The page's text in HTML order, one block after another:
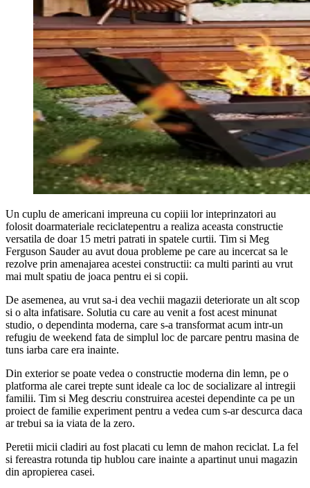
Un cuplu de americani impreuna cu copiii lor inteprinzatori au
folosit doarmateriale reciclatepentru a realiza aceasta constructie
versatila de doar 15 metri patrati in spatele curtii. Tim si Meg
Ferguson Sauder au avut doua probleme pe care au incercat sa le
rezolve prin amenajarea acestei constructii: ca multi parinti au vrut
mai mult spatiu de joaca pentru ei si copii.
De asemenea, au vrut sa-i dea vechii magazii deteriorate un alt scop
si o alta infatisare. Solutia cu care au venit a fost acest minunat
studio, o dependinta moderna, care s-a transformat acum intr-un
refugiu de weekend fata de simplul loc de parcare pentru masina de
tuns iarba care era inainte.
Din exterior se poate vedea o constructie moderna din lemn, pe o
platforma ale carei trepte sunt ideale ca loc de socializare al intregii
familii. Tim si Meg descriu construirea acestei dependinte ca pe un
proiect de familie experiment pentru a vedea cum s-ar descurca daca
ar trebui sa ia viata de la zero.
Peretii micii cladiri au fost placati cu lemn de mahon reciclat. La fel
si fereastra rotunda tip hublou care inainte a apartinut unui magazin
din apropierea casei.